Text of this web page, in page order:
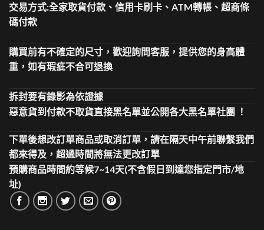
交易方式:全家取貨付款、信用卡刷卡、ATM轉帳、超商條
碼付款
購買前有不確定的尺寸，歡迎詢問客服，提供您的身高體
重，如有瑕疵不合可退換
拆封要有錄影為依證據
惡意貨到付款不取貨直接黑名單並公開各大黑名單社團 ！
下單後想改訂單商品或取消訂單，請在隔天中午前聯繫我們
都來得及，超過時間將無法更改訂單
預購商品時間約等候7~14天(不含假日到達您指定門市/地
址)